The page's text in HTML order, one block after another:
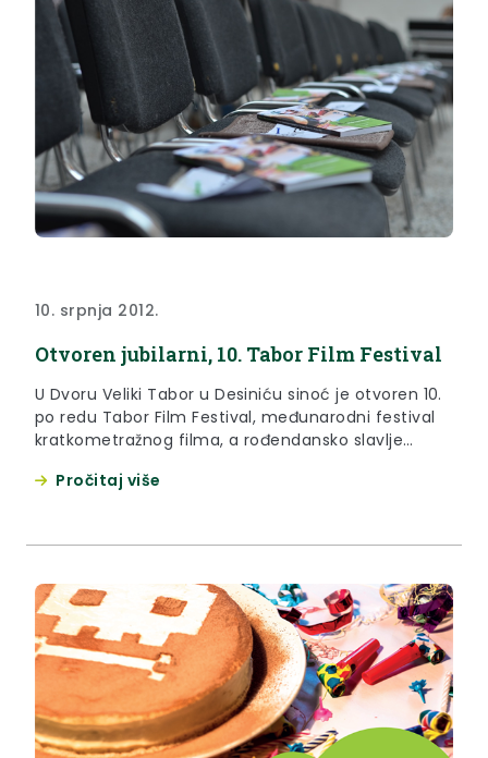
10. srpnja 2012.
Otvoren jubilarni, 10. Tabor Film Festival
U Dvoru Veliki Tabor u Desiniću sinoć je otvoren 10.
po redu Tabor Film Festival, međunarodni festival
kratkometražnog filma, a rođendansko slavlje
projekcijom belgijskog filma, simboličnog naziva,
Pročitaj više